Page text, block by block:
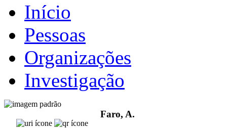
Início
Pessoas
Organizações
Investigação
Faro, A.